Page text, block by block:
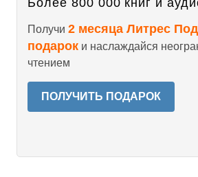
Более 800 000 книг и
Получи 2 месяца Литрес
подарок и наслаждайся
чтением
ПОЛУЧИТЬ ПОДАРОК